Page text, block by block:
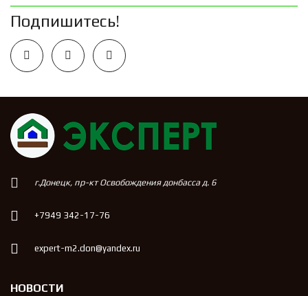
Подпишитесь!
г.Донецк, пр-кт Освобождения донбасса д. 6
+7949 342-17-76
expert-m2.don@yandex.ru
НОВОСТИ